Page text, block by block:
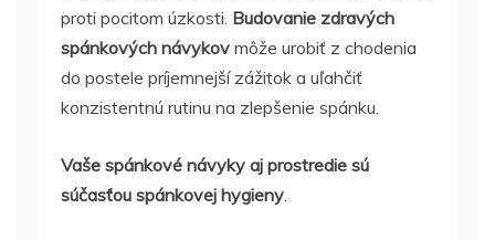
proti pocitom úzkosti. Budovanie zdravých
spánkových návykov môže urobiť z chodenia
do postele príjemnejší zážitok a uľahčiť
konzistentnú rutinu na zlepšenie spánku.
Vaše spánkové návyky aj prostredie sú
súčasťou spánkovej hygieny.